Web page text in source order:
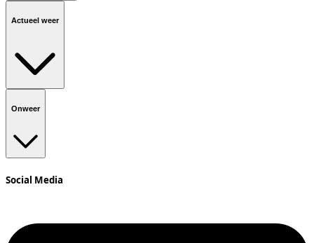
Actueel weer
Onweer
Social Media